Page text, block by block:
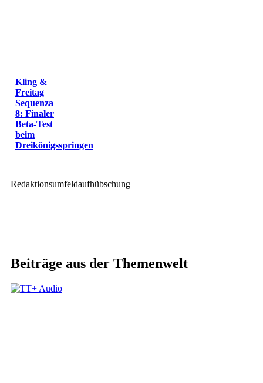
Kling &
Freitag
Sequenza
8: Finaler
Beta-Test
beim
Dreikönigsspringen
Redaktionsumfeldaufhübschung
Beiträge aus der Themenwelt